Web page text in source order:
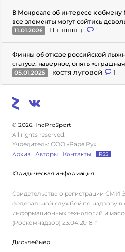
В Монреале об интересе к обмену
все элементы могут сойтись
11.01.2026
Шшшшщ.. 1
Финны об отказе российской
статусе: наверное, опять
05.01.2026
костя луговой 1
© 2026. InoProSport
All rights reserved.
Учредитель: ООО «Раре.Ру»
Архив
Авторы Контакты RSS
Юридическая информация
Свидетельство о регистрации
федеральной службой по надзору в
информационных технологий и
(Роскомнадзор) 23.04.2018 г.
Дисклеймер